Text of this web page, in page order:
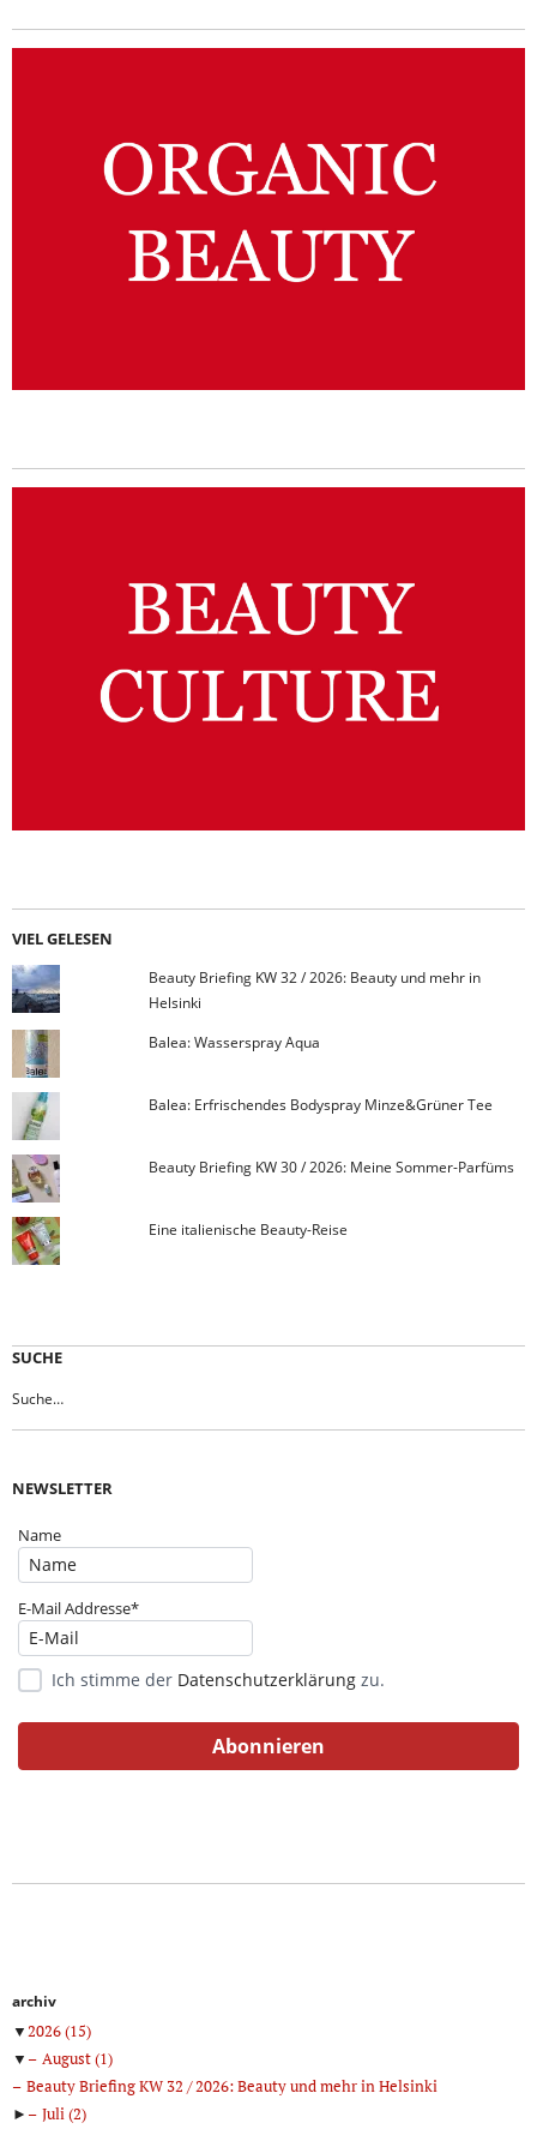
VIEL GELESEN
Beauty Briefing KW 32 / 2026: Beauty und mehr in
Helsinki
Balea: Wasserspray Aqua
Balea: Erfrischendes Bodyspray Minze&Grüner Tee
Beauty Briefing KW 30 / 2026: Meine Sommer-Parfüms
Eine italienische Beauty-Reise
SUCHE
NEWSLETTER
Name
E-Mail Addresse*
Ich stimme der Datenschutzerklärung zu.
archiv
▼2026(15)
▼
August(1)
Beauty Briefing KW 32 / 2026: Beauty und mehr in Helsinki
►
Juli(2)